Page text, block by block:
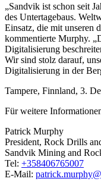
„Sandvik ist schon seit
des Untertagebaus.
Einsatz, die mit unseren
kommentierte Murphy.
Digitalisierung
Wir sind stolz darauf,
Digitalisierung in der
Tampere, Finnland, 3.
Für weitere
Patrick Murphy
President, Rock Drills
Sandvik Mining and
Tel: +358406765007
E-Mail: